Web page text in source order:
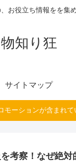
お役立ち情報をを集
物知り狂
サイトマップ
モーションが含まれて
考察！なぜ絶対